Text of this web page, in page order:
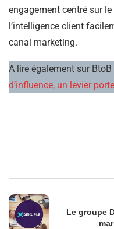
engagement centré sur
l’intelligence client
canal marketing.
A lire également sur BtoB
d’influence, un levier
Le groupe